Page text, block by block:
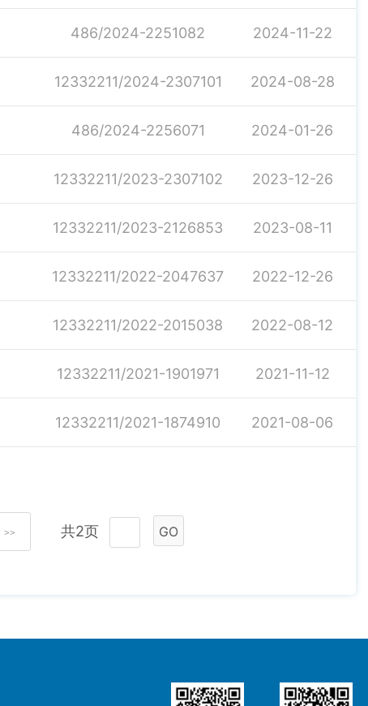
486/2024-2251082 2024-11-22
12332211/2024-2307101 2024-08-28
486/2024-2256071 2024-01-26
12332211/2023-2307102 2023-12-26
12332211/2023-2126853 2023-08-11
12332211/2022-2047637 2022-12-26
12332211/2022-2015038 2022-08-12
12332211/2021-1901971 2021-11-12
12332211/2021-1874910 2021-08-06
>> 共2页 GO